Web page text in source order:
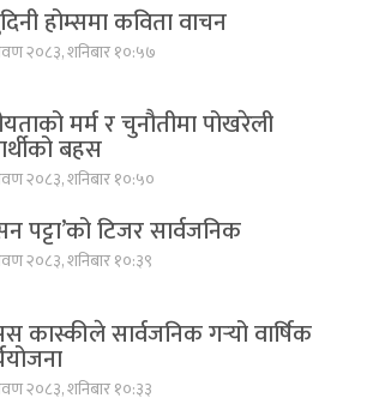
होम्समा कविता वाचन
२०८३, शनिबार १०:५७
मर्म र चुनौतीमा पोखरेली
बहस
२०८३, शनिबार १०:५०
पट्टा’को टिजर सार्वजनिक
२०८३, शनिबार १०:३९
कास्कीले सार्वजनिक गर्‍यो वार्षिक
२०८३, शनिबार १०:३३